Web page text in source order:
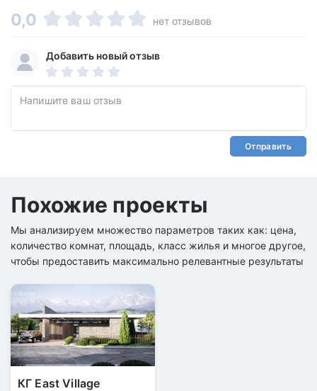
0,0 нет отзывов
Добавить новый отзыв
Отправить
Похожие проекты
Мы анализируем множество параметров таких как: цена,
количество комнат, площадь, класс жилья и многое другое,
чтобы предоставить максимально релевантные результаты
КГ East Village